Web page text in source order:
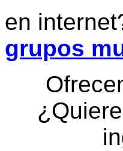
en
grupos
¿Quiere